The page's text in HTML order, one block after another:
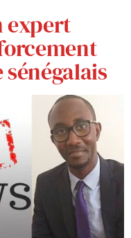
expert